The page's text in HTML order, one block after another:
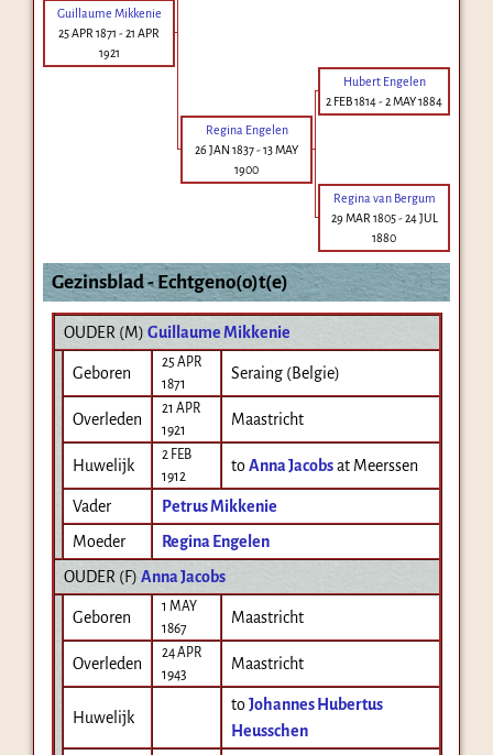
Guillaume Mikkenie
25 APR 1871 -21 APR
1921
Hubert Engelen
2 FEB 1814-2 MAY 1884
Regina Engelen
26 JAN 1837-13 MAY
1900
Regina van Bergum
29 MAR 1805-24 JUL
1880
Gezinsblad - Echtgeno(o)t(e)
OUDER (M) Guillaume Mikkenie
Geboren
25 APR
1871
Seraing (Belgie)
Overleden
21 APR
1921
Maastricht
Huwelijk
2 FEB
1912
toAnna Jacobs at Meerssen
Vader
Petrus Mikkenie
Moeder
Regina Engelen
OUDER (F) Anna Jacobs
Geboren
1 MAY
1867
Maastricht
Overleden
24 APR
1943
Maastricht
Huwelijk
toJohannes Hubertus
Heusschen